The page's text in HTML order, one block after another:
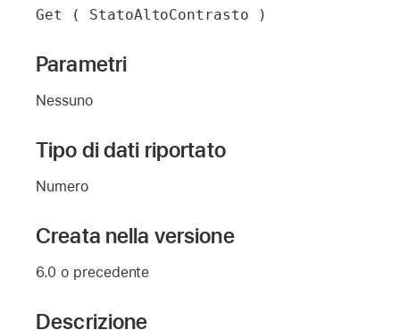
Get ( StatoAltoContrasto )
Parametri
Nessuno
Tipo di dati riportato
Numero
Creata nella versione
6.0 o precedente
Descrizione